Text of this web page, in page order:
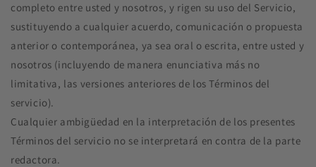
completo entre usted y nosotros, y rigen su uso del Servicio,
sustituyendo a cualquier acuerdo, comunicación o propuesta
anterior o contemporánea, ya sea oral o escrita, entre usted y
nosotros (incluyendo de manera enunciativa más no
limitativa, las versiones anteriores de los Términos del
servicio).
Cualquier ambigüedad en la interpretación de los presentes
Términos del servicio no se interpretará en contra de la parte
redactora.